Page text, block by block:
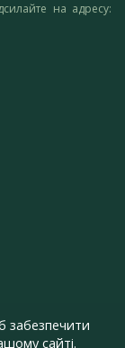
на адресу:
забезпечити
сайті.